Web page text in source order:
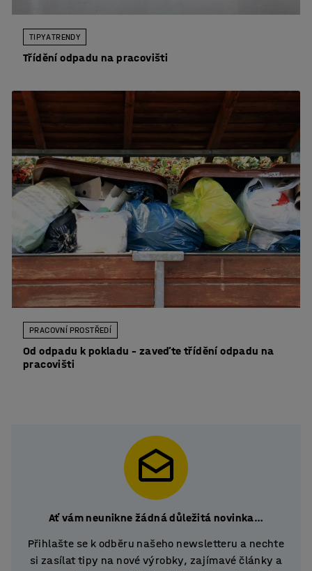
TIPY A TRENDY
Třídění odpadu na pracovišti
PRACOVNÍ PROSTŘEDÍ
Od odpadu k pokladu – zaveďte třídění odpadu na
pracovišti
Ať vám neunikne žádná důležitá novinka…
Přihlašte se k odběru našeho newsletteru a nechte
si zasílat tipy na nové výrobky, zajímavé články a